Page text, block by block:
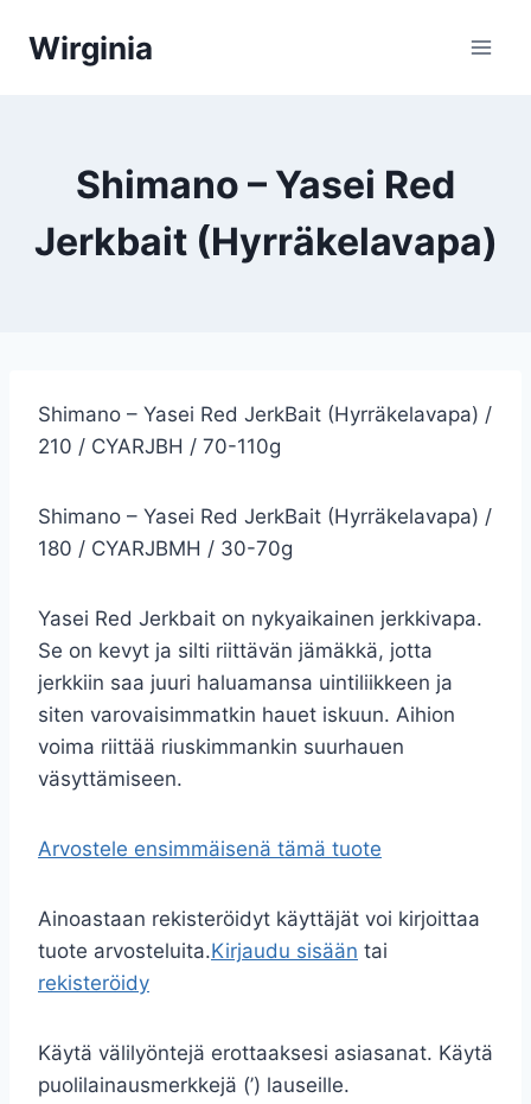
sisältöön
Wirginia
Shimano – Yasei Red
Jerkbait (Hyrräkelavapa)
Shimano – Yasei Red JerkBait (Hyrräkelavapa) /
210 / CYARJBH / 70-110g
Shimano – Yasei Red JerkBait (Hyrräkelavapa) /
180 / CYARJBMH / 30-70g
Yasei Red Jerkbait on nykyaikainen jerkkivapa.
Se on kevyt ja silti riittävän jämäkkä, jotta
jerkkiin saa juuri haluamansa uintiliikkeen ja
siten varovaisimmatkin hauet iskuun. Aihion
voima riittää riuskimmankin suurhauen
väsyttämiseen.
Arvostele ensimmäisenä tämä tuote
Ainoastaan rekisteröidyt käyttäjät voi kirjoittaa
tuote arvosteluita.Kirjaudu sisään tai
rekisteröidy
Käytä välilyöntejä erottaaksesi asiasanat. Käytä
puolilainausmerkkejä (’) lauseille.